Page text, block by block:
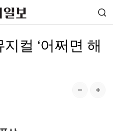
컬 ‘어쩌면 해